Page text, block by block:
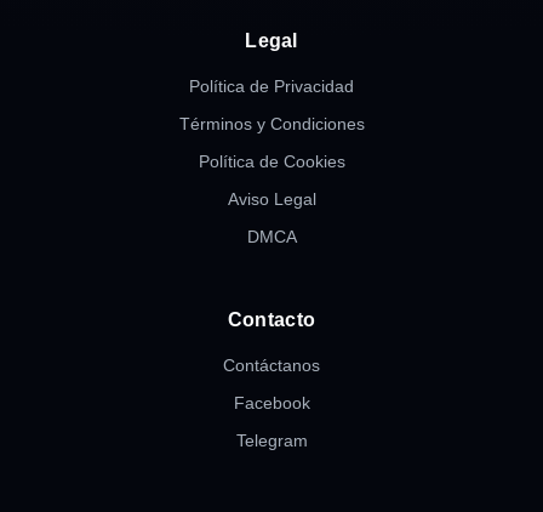
Legal
Política de Privacidad
Términos y Condiciones
Política de Cookies
Aviso Legal
DMCA
Contacto
Contáctanos
Facebook
Telegram